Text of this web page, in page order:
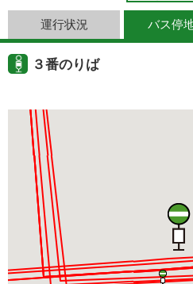
運行状況 バス停
３番のりば